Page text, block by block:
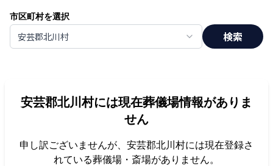
アフターサポート
会社概要 店舗用地募集
千葉県
北海道エリア
市区町村を選択
安芸郡北川村 検索
安芸郡北川村には現在葬儀場情報がありま
せん
申し訳ございませんが、 安芸郡北川村には現在登録さ
れている葬儀場・斎場がありません。